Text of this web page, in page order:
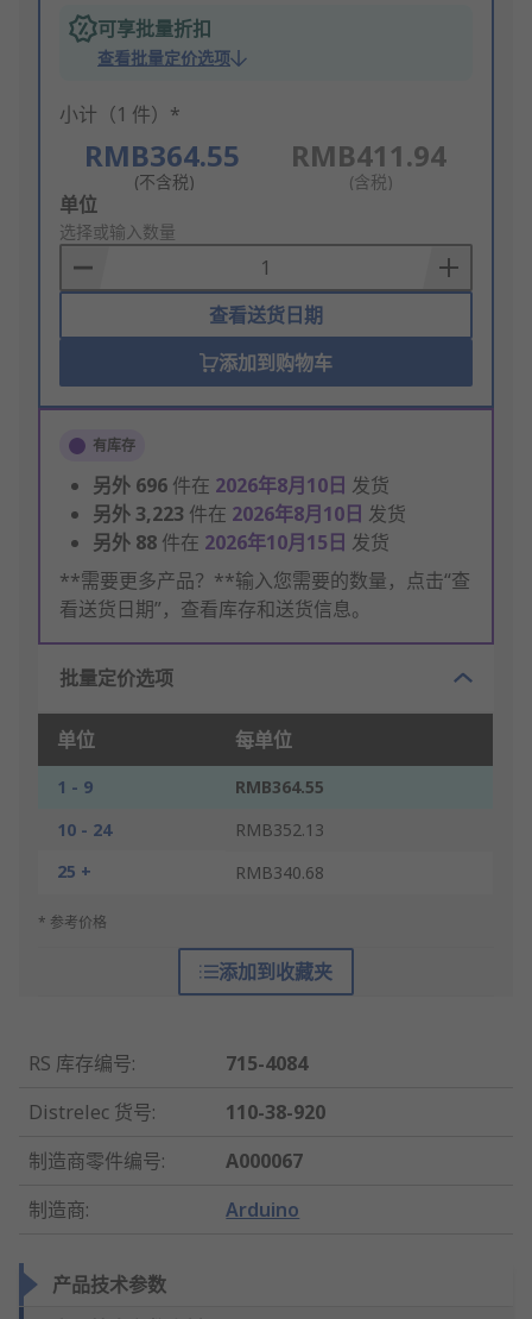
可享批量折扣
查看批量定价选项
小计（1 件）*
RMB364.55
(不含税)
RMB411.94
(含税)
Add
to
Basket
单位
选择或输入数量
查看送货日期
添加到购物车
有库存
另外 696 件在 2026年8月10日 发货
另外3,223 件在 2026年8月10日 发货
另外 88 件在 2026年10月15日 发货
**需要更多产品？**输入您需要的数量，点击“查
看送货日期”，查看库存和送货信息。
批量定价选项
单位 每单位
1 - 9
RMB364.55
10 - 24
RMB352.13
25 +
RMB340.68
* 参考价格
添加到收藏夹
RS 库存编号:
715-4084
Distrelec 货号:
110-38-920
制造商零件编号:
A000067
制造商: Arduino
产品技术参数